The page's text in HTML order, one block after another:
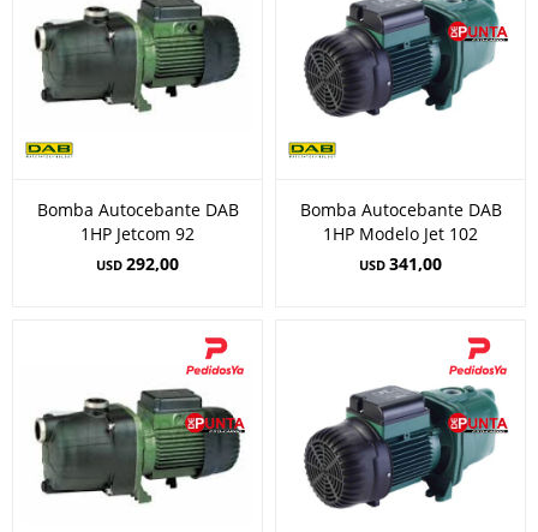
Bomba Autocebante DAB
1HP Jetcom 92
USD 292,00
Bomba Autocebante DAB
1HP Modelo Jet 102
USD 341,00